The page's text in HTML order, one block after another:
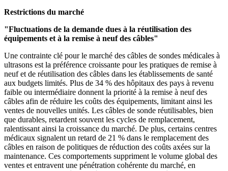
Restrictions du marché
"Fluctuations de la demande dues à la réutilisation des
équipements et à la remise à neuf des câbles"
Une contrainte clé pour le marché des câbles de sondes médicales à
ultrasons est la préférence croissante pour les pratiques de remise à
neuf et de réutilisation des câbles dans les établissements de santé
aux budgets limités. Plus de 34 % des hôpitaux des pays à revenu
faible ou intermédiaire donnent la priorité à la remise à neuf des
câbles afin de réduire les coûts des équipements, limitant ainsi les
ventes de nouvelles unités. Les câbles de sonde réutilisables, bien
que durables, retardent souvent les cycles de remplacement,
ralentissant ainsi la croissance du marché. De plus, certains centres
médicaux signalent un retard de 21 % dans le remplacement des
câbles en raison de politiques de réduction des coûts axées sur la
maintenance. Ces comportements suppriment le volume global des
ventes et entravent une pénétration cohérente du marché, en